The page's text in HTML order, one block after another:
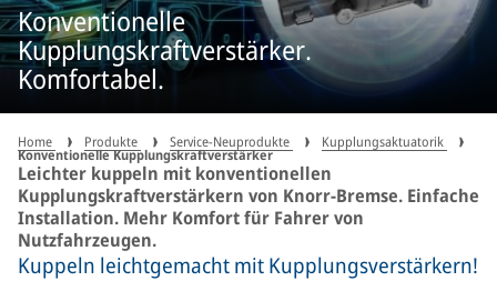
Konventionelle
Kupplungskraftverstärker.
Komfortabel.
Home Produkte Service-Neuprodukte Kupplungsaktuatorik
Konventionelle Kupplungskraftverstärker
Leichter kuppeln mit konventionellen
Kupplungskraftverstärkern von Knorr-Bremse. Einfache
Installation. Mehr Komfort für Fahrer von
Nutzfahrzeugen.
Kuppeln leichtgemacht mit Kupplungsverstärkern!